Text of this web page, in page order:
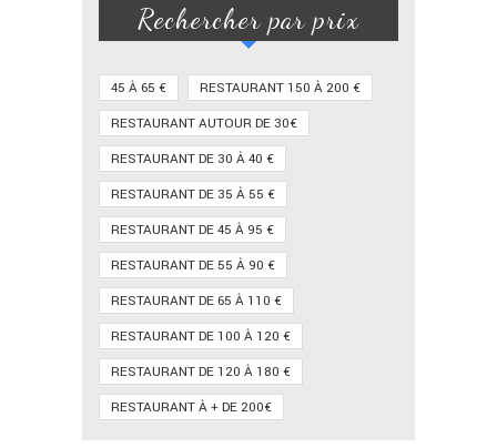
Rechercher par prix
45 À 65 €
RESTAURANT 150 À 200 €
RESTAURANT AUTOUR DE 30€
RESTAURANT DE 30 À 40 €
RESTAURANT DE 35 À 55 €
RESTAURANT DE 45 À 95 €
RESTAURANT DE 55 À 90 €
RESTAURANT DE 65 À 110 €
RESTAURANT DE 100 À 120 €
RESTAURANT DE 120 À 180 €
RESTAURANT À + DE 200€